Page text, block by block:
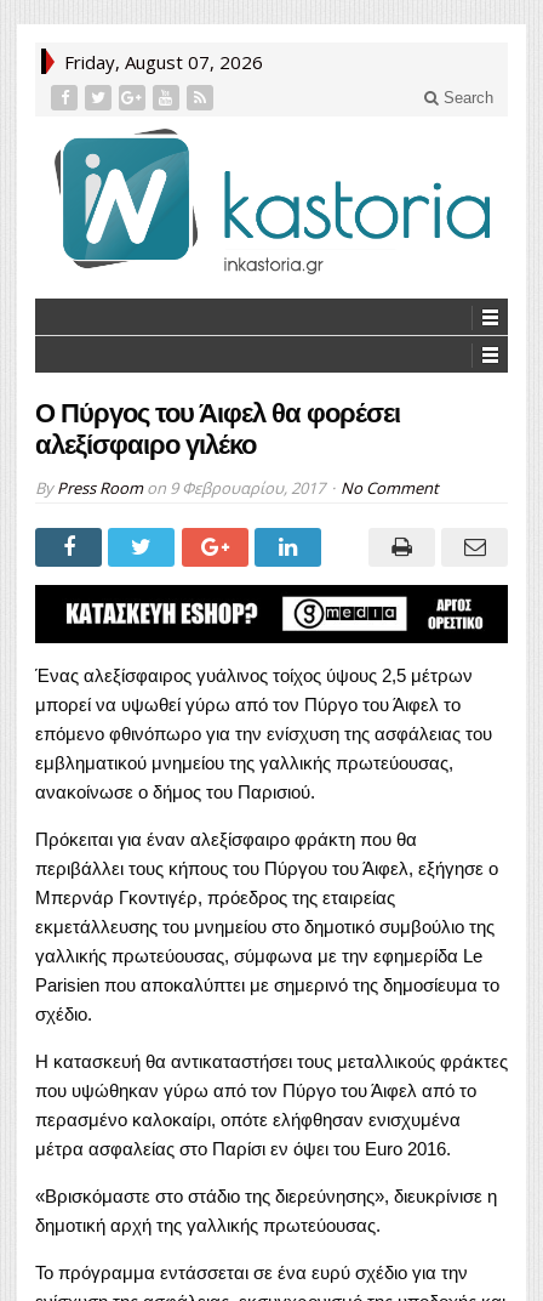
Friday, August 07, 2026
Search
Ο Πύργος του Άιφελ θα φορέσει
αλεξίσφαιρο γιλέκο
ByPress Roomon 9 Φεβρουαρίου, 2017 No Comment
Ένας αλεξίσφαιρος γυάλινος τοίχος ύψους 2,5 μέτρων
μπορεί να υψωθεί γύρω από τον Πύργο του Άιφελ το
επόμενο φθινόπωρο για την ενίσχυση της ασφάλειας του
εμβληματικού μνημείου της γαλλικής πρωτεύουσας,
ανακοίνωσε ο δήμος του Παρισιού.
Πρόκειται για έναν αλεξίσφαιρο φράκτη που θα
περιβάλλει τους κήπους του Πύργου του Άιφελ, εξήγησε ο
Μπερνάρ Γκοντιγέρ, πρόεδρος της εταιρείας
εκμετάλλευσης του μνημείου στο δημοτικό συμβούλιο της
γαλλικής πρωτεύουσας, σύμφωνα με την εφημερίδα Le
Parisien που αποκαλύπτει με σημερινό της δημοσίευμα το
σχέδιο.
Η κατασκευή θα αντικαταστήσει τους μεταλλικούς φράκτες
που υψώθηκαν γύρω από τον Πύργο του Άιφελ από το
περασμένο καλοκαίρι, οπότε ελήφθησαν ενισχυμένα
μέτρα ασφαλείας στο Παρίσι εν όψει του Euro 2016.
«Βρισκόμαστε στο στάδιο της διερεύνησης», διευκρίνισε η
δημοτική αρχή της γαλλικής πρωτεύουσας.
Το πρόγραμμα εντάσσεται σε ένα ευρύ σχέδιο για την